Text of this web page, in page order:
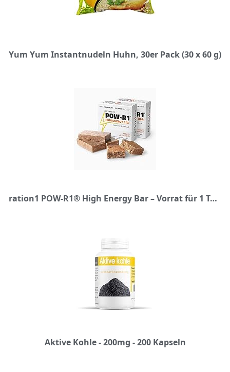
Yum Yum Instantnudeln Huhn, 30er Pack (30 x 60 g)
ration1 POW-R1® High Energy Bar – Vorrat für 1 Tag für 1 Erwachsenen – aufgeteilt auf 2 Packungen mit je 4 Energieriegeln (Insgesamt 8 Powerbar Riegel) – Vegan & Laktosefrei!
Aktive Kohle - 200mg - 200 Kapseln